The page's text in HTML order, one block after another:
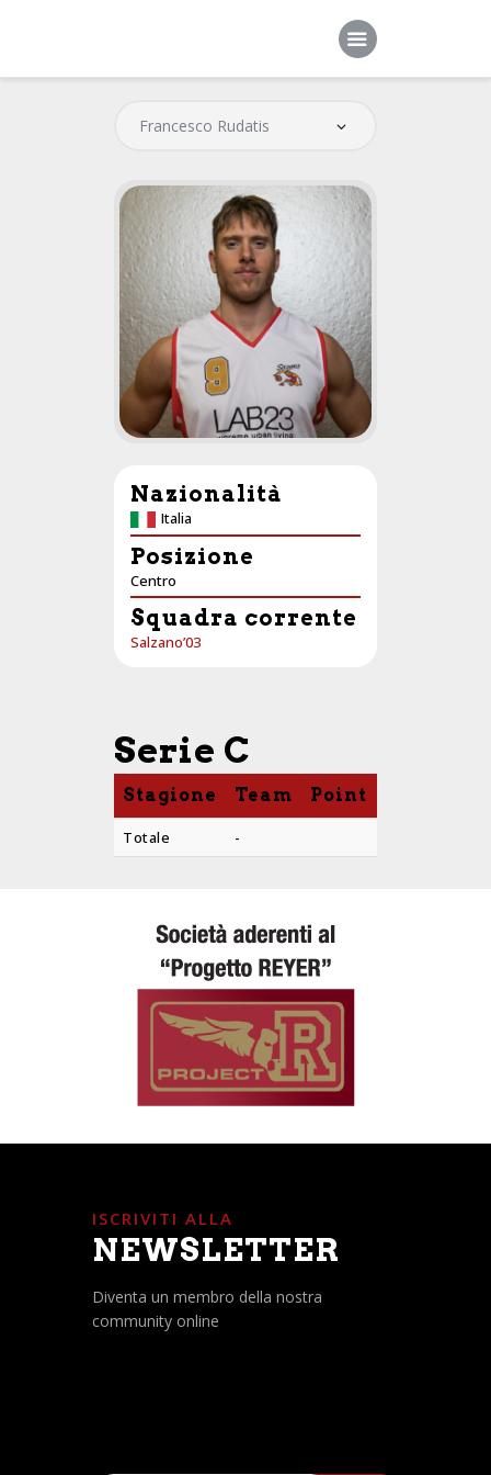
Società
Squadre
Sponsor
News
Contatti
Nazionalità
Italia
Posizione
Centro
Squadra corrente
Salzano’03
Serie C
Stagione Team Point
Totale -
ISCRIVITI ALLA
NEWSLETTER
Diventa un membro della nostra
community online